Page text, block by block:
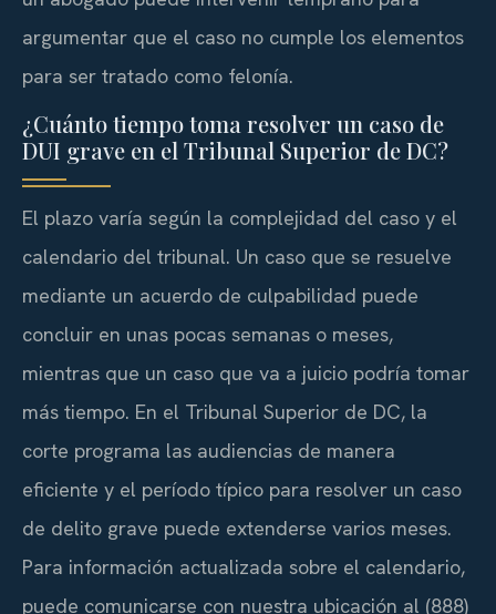
argumentar que el caso no cumple los elementos
para ser tratado como felonía.
¿Cuánto tiempo toma resolver un caso de
DUI grave en el Tribunal Superior de DC?
El plazo varía según la complejidad del caso y el
calendario del tribunal. Un caso que se resuelve
mediante un acuerdo de culpabilidad puede
concluir en unas pocas semanas o meses,
mientras que un caso que va a juicio podría tomar
más tiempo. En el Tribunal Superior de DC, la
corte programa las audiencias de manera
eficiente y el período típico para resolver un caso
de delito grave puede extenderse varios meses.
Para información actualizada sobre el calendario,
puede comunicarse con nuestra ubicación al (888)